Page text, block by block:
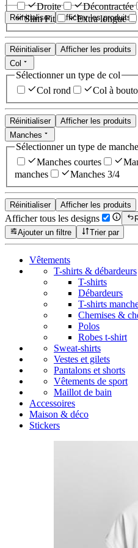
Réinitialiser Afficher les produits
Droite
Décontractée
Slim Fit
Extra longue
Réinitialiser
Afficher les produits
Col
Sélectionner un type de col
Col rond
Col à
Réinitialiser
Afficher les produits
Manches
Sélectionner un type de
Manches courtes
manches
Manches 3/4
Réinitialiser Afficher les produits
Afficher tous les designs
Ajouter un filtre
Trier par
Vêtements
T-shirts & débardeurs
T-shirts
Débardeurs
T-shirts
Chemises &
Polos
Robes t-shirt
Sweat-shirts
Vestes et gilets
Pantalons et shorts
Vêtements de sport
Maillot de bain
Accessoires
Maison & déco
Stickers